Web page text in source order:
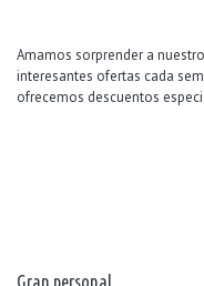
Amamos sorprender a
interesantes ofertas cada
ofrecemos descuentos
Gran personal